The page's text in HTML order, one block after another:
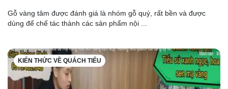
Gỗ vàng tâm được đánh giá là nhóm gỗ quý, rất bền và được
dùng để chế tác thành các sản phẩm nội ...
KIẾN THỨC VỀ QUÁCH TIỂU